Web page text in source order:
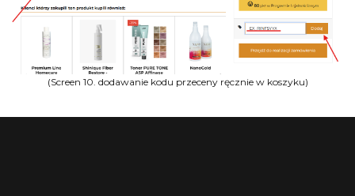
(Screen 10. dodawanie kodu przeceny ręcznie w koszyku)